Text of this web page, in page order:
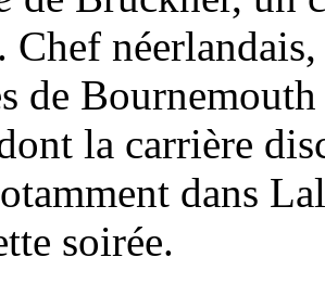
Chef
de
la carrière
dans
soirée.